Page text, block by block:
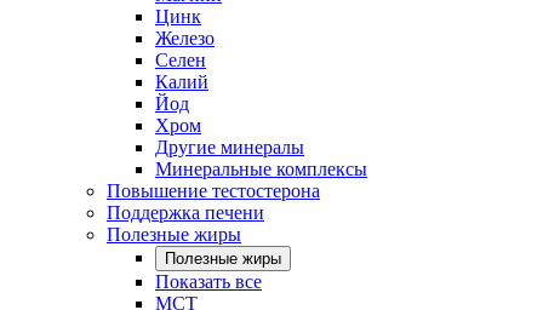
Цинк
Железо
Селен
Калий
Йод
Хром
Другие минералы
Минеральные комплексы
Повышение тестостерона
Поддержка печени
Полезные жиры
Полезные жиры
Показать все
MCT